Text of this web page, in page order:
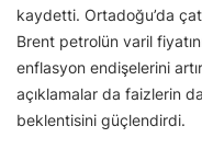
kaydetti. Ortadoğu’da
Brent petrolün varil
enflasyon endişelerini
açıklamalar da faizlerin
beklentisini güçlendirdi.